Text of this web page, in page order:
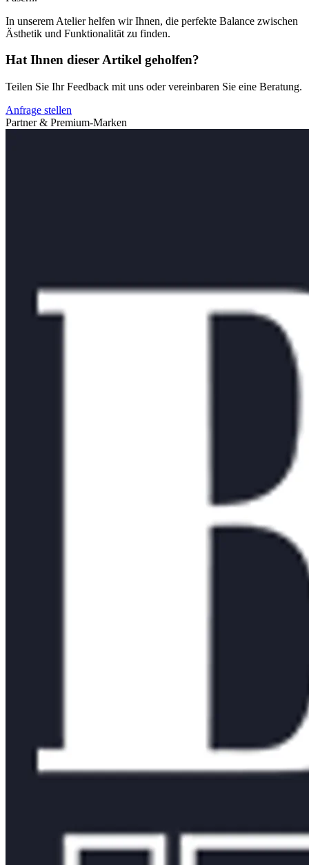
In unserem Atelier helfen wir Ihnen, die perfekte Balance zwischen
Ästhetik und Funktionalität zu finden.
Hat Ihnen dieser Artikel geholfen?
Teilen Sie Ihr Feedback mit uns oder vereinbaren Sie eine Beratung.
Anfrage stellen
Partner & Premium-Marken